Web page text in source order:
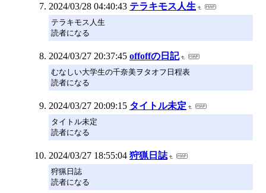
2024/03/28 04:40:43 テラキモス人生
テラキモス人生
読者になる
2024/03/27 20:37:45 offoffの日記
むなしい大学生の千奈美ヲタオフ日程表
読者になる
2024/03/27 20:09:15 タイトル未定
タイトル未定
読者になる
2024/03/27 18:55:04 狩猟日誌
狩猟日誌
読者になる